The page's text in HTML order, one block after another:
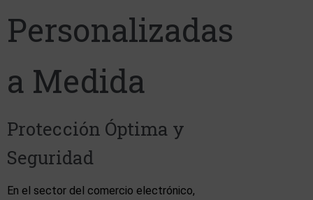
Personalizadas
a Medida
Protección Óptima y
Seguridad
En el sector del comercio electrónico,